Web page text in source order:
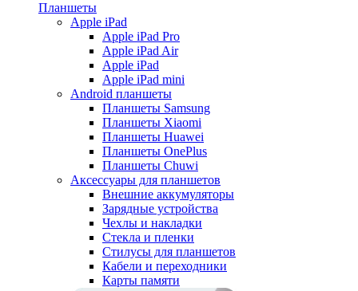
Планшеты
Apple iPad
Apple iPad Pro
Apple iPad Air
Apple iPad
Apple iPad mini
Android планшеты
Планшеты Samsung
Планшеты Xiaomi
Планшеты Huawei
Планшеты OnePlus
Планшеты Chuwi
Аксессуары для планшетов
Внешние аккумуляторы
Зарядные устройства
Чехлы и накладки
Стекла и пленки
Стилусы для планшетов
Кабели и переходники
Карты памяти